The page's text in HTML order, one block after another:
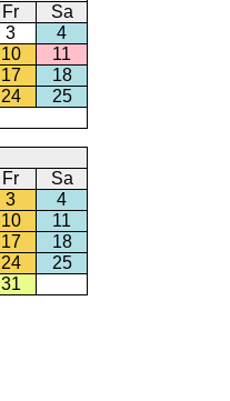
Fr
Sa
3
4
10
11
17
18
24
25
Fr
Sa
3
4
10
11
17
18
24
25
31